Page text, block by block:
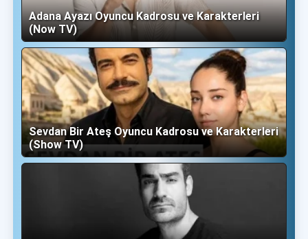
Adana Ayazı Oyuncu Kadrosu ve Karakterleri
(Now TV)
Sevdan Bir Ateş Oyuncu Kadrosu ve Karakterleri
(Show TV)